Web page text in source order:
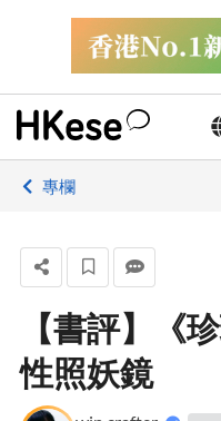
專欄
【書評】《
性照妖鏡